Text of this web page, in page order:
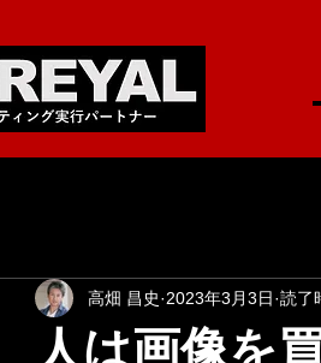
人は画像を
高畑 昌史 2023年3月3日 読了